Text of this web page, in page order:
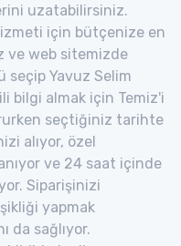
uzatabilirsiniz.
için bütçenize en
ve web sitemizde
seçip Yavuz Selim
bilgi almak için Temiz'i
seçtiğiniz tarihte
alıyor, özel
ve 24 saat içinde
Siparişinizi
yapmak
da sağlıyor.